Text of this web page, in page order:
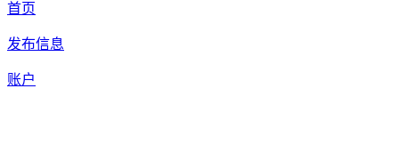
首页
发布信息
账户